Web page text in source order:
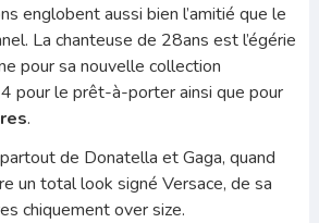
englobent aussi bien l’amitié que le
La chanteuse de 28ans est l’égérie
pour sa nouvelle collection
pour le prêt-à-porter ainsi que pour
.
de Donatella et Gaga, quand
un total look signé Versace, de sa
chiquement over size.